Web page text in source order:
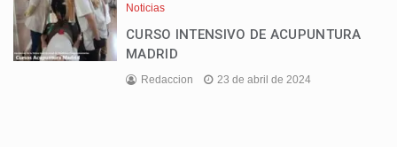
Noticias
CURSO INTENSIVO DE ACUPUNTURA
MADRID
Redaccion 23 de abril de 2024